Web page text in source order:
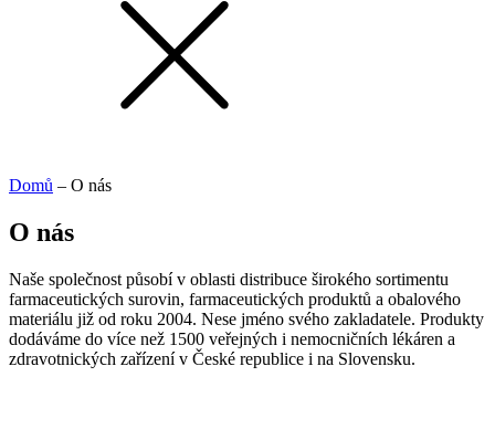
Domů – O nás
O nás
Naše společnost působí v oblasti distribuce širokého sortimentu
farmaceutických surovin, farmaceutických produktů a obalového
materiálu již od roku 2004. Nese jméno svého zakladatele. Produkty
dodáváme do více než 1500 veřejných i nemocničních lékáren a
zdravotnických zařízení v České republice i na Slovensku.